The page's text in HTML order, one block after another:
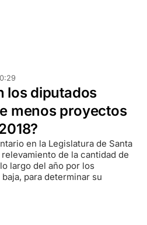
los diputados
menos proyectos
en la Legislatura de Santa
de la cantidad de
largo del año por los
para determinar su